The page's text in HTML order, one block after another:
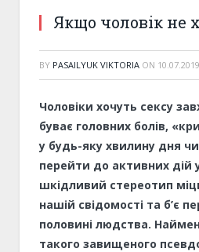
Якщо чоловік не
BY PASAILYUK VIKTORIA ON 10.07.2019
Чоловіки хочуть сексу
буває головних болів,
у будь-яку хвилину дня чи
перейти до активних дій
шкідливий стереотип
нашій свідомості та б’є
половині людства.
такого завищеного